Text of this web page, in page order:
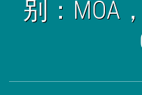
别：MOA